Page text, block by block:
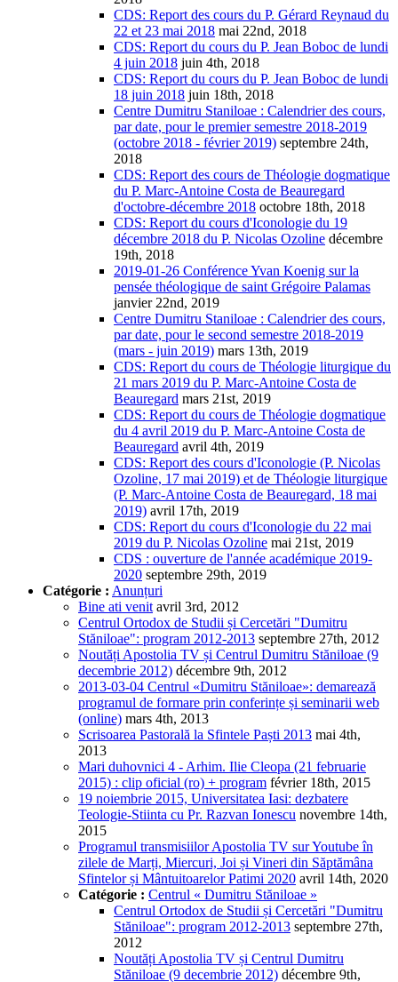
CDS: Report des cours du P. Gérard Reynaud du
22 et 23 mai 2018 mai 22nd, 2018
CDS: Report du cours du P. Jean Boboc de lundi
4 juin 2018 juin 4th, 2018
CDS: Report du cours du P. Jean Boboc de lundi
18 juin 2018 juin 18th, 2018
Centre Dumitru Staniloae : Calendrier des cours,
par date, pour le premier semestre 2018-2019
(octobre 2018 - février 2019) septembre 24th,
2018
CDS: Report des cours de Théologie dogmatique
du P. Marc-Antoine Costa de Beauregard
d'octobre-décembre 2018 octobre 18th, 2018
CDS: Report du cours d'Iconologie du 19
décembre 2018 du P. Nicolas Ozoline décembre
19th, 2018
2019-01-26 Conférence Yvan Koenig sur la
pensée théologique de saint Grégoire Palamas
janvier 22nd, 2019
Centre Dumitru Staniloae : Calendrier des cours,
par date, pour le second semestre 2018-2019
(mars - juin 2019) mars 13th, 2019
CDS: Report du cours de Théologie liturgique du
21 mars 2019 du P. Marc-Antoine Costa de
Beauregard mars 21st, 2019
CDS: Report du cours de Théologie dogmatique
du 4 avril 2019 du P. Marc-Antoine Costa de
Beauregard avril 4th, 2019
CDS: Report des cours d'Iconologie (P. Nicolas
Ozoline, 17 mai 2019) et de Théologie liturgique
(P. Marc-Antoine Costa de Beauregard, 18 mai
2019) avril 17th, 2019
CDS: Report du cours d'Iconologie du 22 mai
2019 du P. Nicolas Ozoline mai 21st, 2019
CDS : ouverture de l'année académique 2019-
2020 septembre 29th, 2019
Catégorie : Anunțuri
Bine ati venit avril 3rd, 2012
Centrul Ortodox de Studii și Cercetări "Dumitru
Stăniloae": program 2012-2013 septembre 27th, 2012
Noutăți Apostolia TV și Centrul Dumitru Stăniloae (9
decembrie 2012) décembre 9th, 2012
2013-03-04 Centrul «Dumitru Stăniloae»: demarează
programul de formare prin conferințe și seminarii web
(online) mars 4th, 2013
Scrisoarea Pastorală la Sfintele Paști 2013 mai 4th,
2013
Mari duhovnici 4 - Arhim. Ilie Cleopa (21 februarie
2015) : clip oficial (ro) + program février 18th, 2015
19 noiembrie 2015, Universitatea Iasi: dezbatere
Teologie-Stiinta cu Pr. Razvan Ionescu novembre 14th,
2015
Programul transmisiilor Apostolia TV sur Youtube în
zilele de Marți, Miercuri, Joi și Vineri din Săptămâna
Sfintelor și Mântuitoarelor Patimi 2020 avril 14th, 2020
Catégorie : Centrul « Dumitru Stăniloae »
Centrul Ortodox de Studii și Cercetări "Dumitru
Stăniloae": program 2012-2013 septembre 27th,
2012
Noutăți Apostolia TV și Centrul Dumitru
Stăniloae (9 decembrie 2012) décembre 9th,